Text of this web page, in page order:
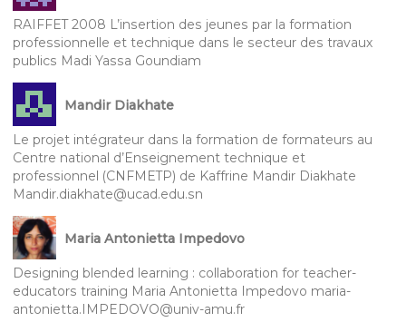
RAIFFET 2008 L’insertion des jeunes par la formation
professionnelle et technique dans le secteur des travaux
publics Madi Yassa Goundiam
Mandir Diakhate
Le projet intégrateur dans la formation de formateurs au
Centre national d’Enseignement technique et
professionnel (CNFMETP) de Kaffrine Mandir Diakhate
Mandir.diakhate@ucad.edu.sn
Maria Antonietta Impedovo
Designing blended learning : collaboration for teacher-
educators training Maria Antonietta Impedovo maria-
antonietta.IMPEDOVO@univ-amu.fr